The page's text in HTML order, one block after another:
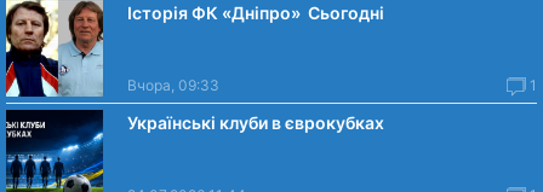
Історія ФК «Дніпро» Сьогодні
Вчора, 09:33 1
Українські клуби в єврокубках